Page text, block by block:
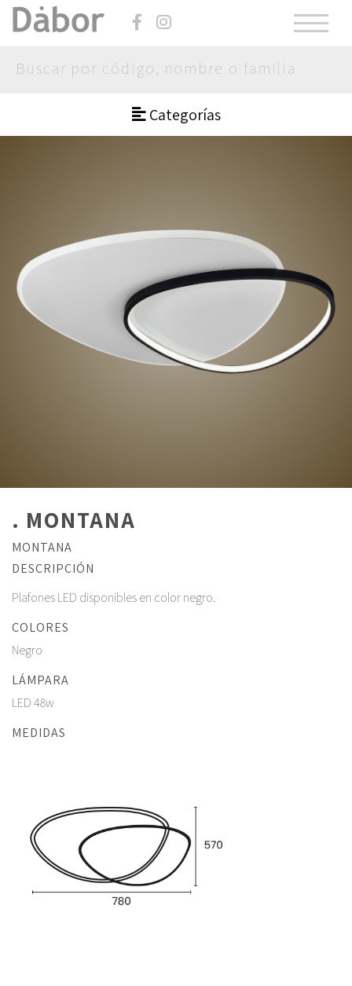
Categorías
. MONTANA
MONTANA
DESCRIPCIÓN
Plafones LED disponibles en color negro.
COLORES
Negro
LÁMPARA
LED 48w
MEDIDAS